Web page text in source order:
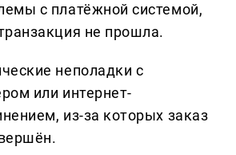
с платёжной системой,
не прошла.
неполадки с
или интернет-
из-за которых заказ